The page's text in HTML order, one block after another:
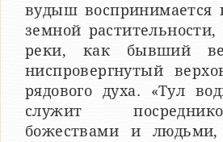
вудыш воспринимается
земной растительности,
реки, как бывший
ниспровергнутый
рядового духа. «Тул
служит
божествами и людьми,